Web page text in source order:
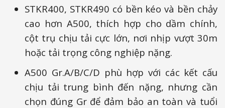
STKR400, STKR490 có bền kéo và bền chảy
cao hơn A500, thích hợp cho dầm chính,
cột trụ chịu tải cực lớn, nơi nhịp vượt 30m
hoặc tải trọng công nghiệp nặng.
A500 Gr.A/B/C/D phù hợp với các kết cấu
chịu tải trung bình đến nặng, nhưng cần
chọn đúng Gr để đảm bảo an toàn và tuổi